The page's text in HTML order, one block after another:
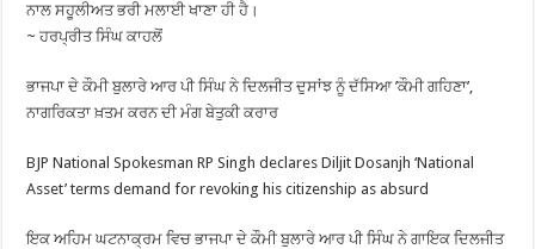
ਨਾਲ ਸਹੂਲੀਅਤ ਭਰੀ ਮਲਾਈ ਖਾਣਾ ਹੀ ਹੈ।
~ ਹਰਪ੍ਰੀਤ ਸਿੰਘ ਕਾਹਲੋਂ
ਭਾਜਪਾ ਦੇ ਕੌਮੀ ਬੁਲਾਰੇ ਆਰ ਪੀ ਸਿੰਘ ਨੇ ਦਿਲਜੀਤ ਦੁਸਾਂਝ ਨੂੰ ਦੱਸਿਆ ’ਕੌਮੀ ਗਹਿਣਾ’,
ਨਾਗਰਿਕਤਾ ਖ਼ਤਮ ਕਰਨ ਦੀ ਮੰਗ ਬੇਤੁਕੀ ਕਰਾਰ
BJP National Spokesman RP Singh declares Diljit Dosanjh ‘National
Asset’ terms demand for revoking his citizenship as absurd
ਇਕ ਅਹਿਮ ਘਟਨਾਕ੍ਰਮ ਵਿਚ ਭਾਜਪਾ ਦੇ ਕੌਮੀ ਬੁਲਾਰੇ ਆਰ ਪੀ ਸਿੰਘ ਨੇ ਗਾਇਕ ਦਿਲਜੀਤ